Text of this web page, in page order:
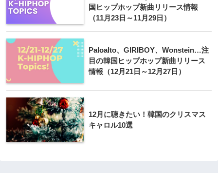
国ヒップホップ新曲リリース情報
（11月23日～11月29日）
Paloalto、GIRIBOY、Wonstein…注
目の韓国ヒップホップ新曲リリース
情報（12月21日～12月27日）
12月に聴きたい！韓国のクリスマス
キャロル10選